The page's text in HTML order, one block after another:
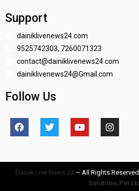
Support
dainiklivenews24.com
9525742303, 7260071323
contact@dainiklivenews24.com
dainiklivenews24@Gmail.com
Follow Us
Dainik Live News 24– All Rights
Solutions Pvt